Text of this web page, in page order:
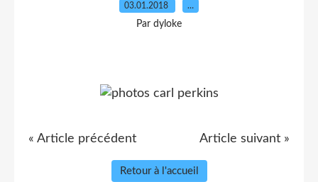
03.01.2018 …
Par dyloke
« Article précédent Article suivant »
Retour à l'accueil